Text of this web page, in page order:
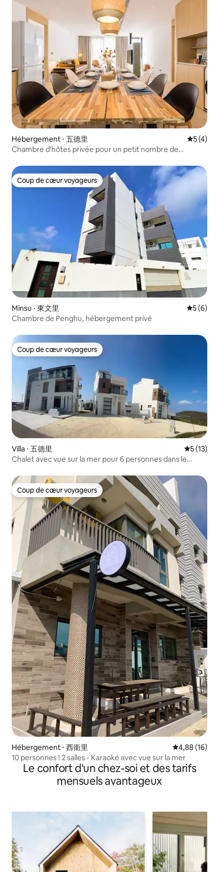
Hébergement ⋅ 五德里
5 (4)
Chambre d'hôtes privée pour un petit nombre de
Green Hill Walk !
Coup de cœur voyageurs
Coup de cœur voyageurs
Minsu ⋅ 東文里
5 (6)
Chambre de Penghu, hébergement privé
Coup de cœur voyageurs
Coup de cœur voyageurs
Villa ⋅ 五德里
5 (13)
Chalet avec vue sur la mer pour 6 personnes dans le
Coup de cœur voyageurs
Coup de cœur voyageurs
Hébergement ⋅ 西衛里 Évaluation
4,88 (16)
10 personnes ! 2 salles - Karaoké avec vue sur la mer
Le confort d'un chez-soi et des tarifs
mensuels avantageux